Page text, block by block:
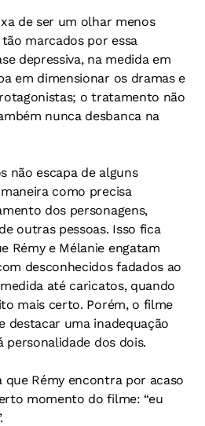
de ser um olhar menos
marcados por essa
depressiva, na medida em
em dimensionar os dramas e
o tratamento não
nunca desbanca na
não escapa de alguns
como precisa
dos personagens,
outras pessoas. Isso fica
Rémy e Mélanie engatam
desconhecidos fadados ao
até caricatos, quando
mais certo. Porém, o filme
destacar uma inadequação
personalidade dos dois.
que Rémy encontra por acaso
momento do filme: “eu